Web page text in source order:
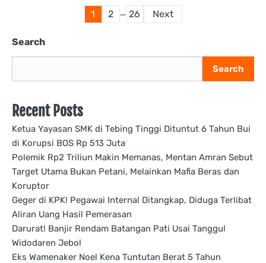
Posts
1 2 … 26 Next
Search
Search
Recent Posts
Ketua Yayasan SMK di Tebing Tinggi Dituntut 6 Tahun Bui
di Korupsi BOS Rp 513 Juta
Polemik Rp2 Triliun Makin Memanas, Mentan Amran Sebut
Target Utama Bukan Petani, Melainkan Mafia Beras dan
Koruptor
Geger di KPK! Pegawai Internal Ditangkap, Diduga Terlibat
Aliran Uang Hasil Pemerasan
Darurat! Banjir Rendam Batangan Pati Usai Tanggul
Widodaren Jebol
Eks Wamenaker Noel Kena Tuntutan Berat 5 Tahun